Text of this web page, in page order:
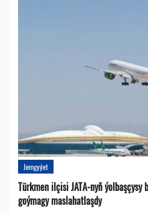
Jemgyýet
Türkmen ilçisi JATA-nyň
goýmagy maslahatlaşdy